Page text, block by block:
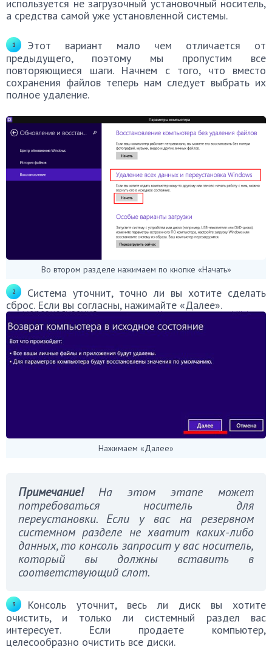
используется не загрузочный установочный носитель,
а средства самой уже установленной системы.
Этот вариант мало чем отличается от
предыдущего, поэтому мы пропустим все
повторяющиеся шаги. Начнем с того, что вместо
сохранения файлов теперь нам следует выбрать их
полное удаление.
Во втором разделе нажимаем по кнопке «Начать»
Система уточнит, точно ли вы хотите сделать
сброс. Если вы согласны, нажимайте «Далее».
Нажимаем «Далее»
Примечание!На этом этапе может
потребоваться носитель для
переустановки. Если у вас на резервном
системном разделе не хватит каких-либо
данных, то консоль запросит у вас носитель,
который вы должны вставить в
соответствующий слот.
Консоль уточнит, весь ли диск вы хотите
очистить, и только ли системный раздел вас
интересует. Если продаете компьютер,
целесообразно очистить все диски.